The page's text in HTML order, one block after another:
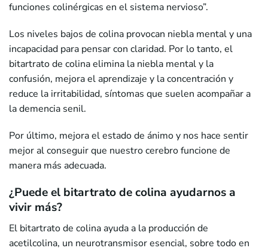
funciones colinérgicas en el sistema nervioso”.
Los niveles bajos de colina provocan niebla mental y una
incapacidad para pensar con claridad. Por lo tanto, el
bitartrato de colina elimina la niebla mental y la
confusión, mejora el aprendizaje y la concentración y
reduce la irritabilidad, síntomas que suelen acompañar a
la demencia senil.
Por último, mejora el estado de ánimo y nos hace sentir
mejor al conseguir que nuestro cerebro funcione de
manera más adecuada.
¿Puede el bitartrato de colina ayudarnos a
vivir más?
El bitartrato de colina ayuda a la producción de
acetilcolina, un neurotransmisor esencial, sobre todo en